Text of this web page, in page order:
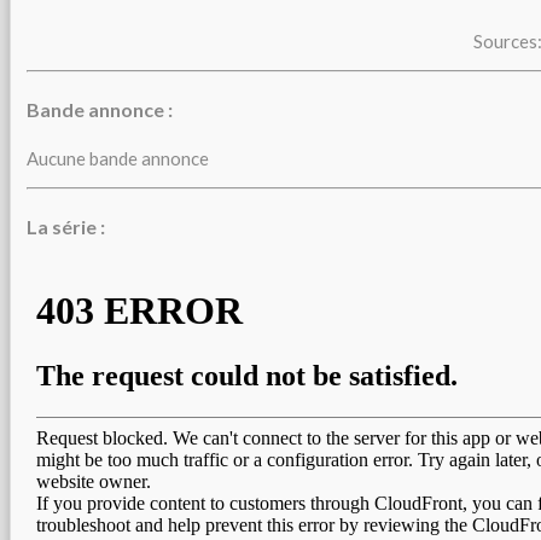
Bande annonce :
Aucune bande annonce
La série :